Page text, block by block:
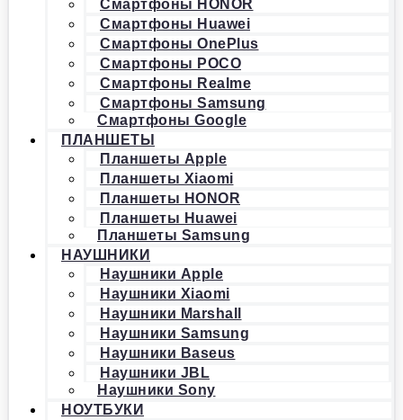
Смартфоны HONOR
Смартфоны Huawei
Смартфоны OnePlus
Смартфоны POCO
Смартфоны Realme
Смартфоны Samsung
Смартфоны Google
ПЛАНШЕТЫ
Планшеты Apple
Планшеты Xiaomi
Планшеты HONOR
Планшеты Huawei
Планшеты Samsung
НАУШНИКИ
Наушники Apple
Наушники Xiaomi
Наушники Marshall
Наушники Samsung
Наушники Baseus
Наушники JBL
Наушники Sony
НОУТБУКИ